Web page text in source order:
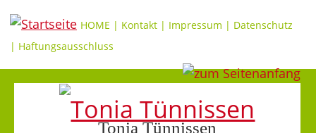
HOME | Kontakt | Impressum | Datenschutz
| Haftungsausschluss
Tonia Tünnissen